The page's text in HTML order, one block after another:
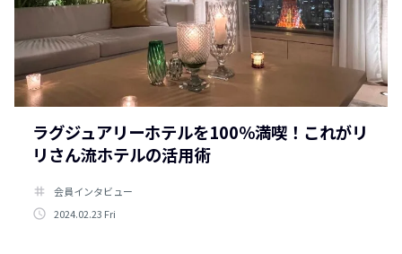
ラグジュアリーホテルを100％満喫！これがリ
リさん流ホテルの活用術
tag
会員インタビュー
access_time 2024.02.23 Fri